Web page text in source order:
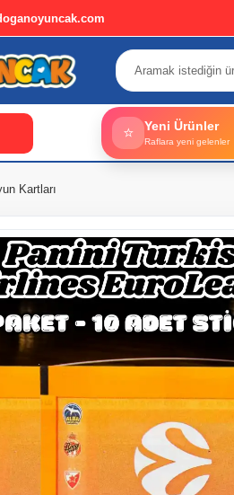
⭐ Yeni Ürünler
Raflara yeni gelenler
Kartları